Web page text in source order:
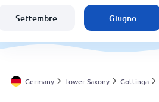
Italia
Svizzera
Settembre Giugno
Germany Lower Saxony Gottinga